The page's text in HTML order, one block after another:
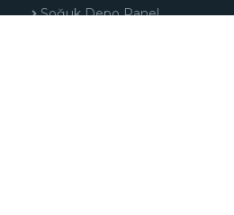
Soğuk Depo Panel